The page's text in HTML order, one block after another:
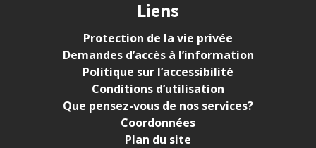
Liens
Protection de la vie privée
Demandes d’accès à l’information
Politique sur l’accessibilité
Conditions d’utilisation
Que pensez-vous de nos services?
Coordonnées
Plan du site